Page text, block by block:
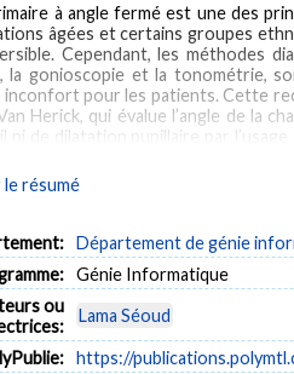
résumé
à angle fermé est une des
âgées et certains groupes
Cependant, les méthodes
la gonioscopie et la tonométrie,
pour les patients. Cette
Herick, qui évalue l’angle de la
ni de dilatation pupillaire par
un indicateur clé du risque
nouvelles images de segments
par des annotations
que la sensibilité, la
notamment pour les classifications
classiques de
fermé, en particulier dans les
invasif.
Département de génie
Génie Informatique
ou
Lama Séoud
https://